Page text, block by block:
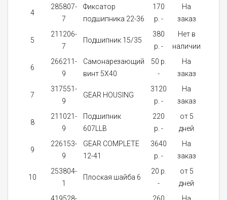
4
285807-
7
Фиксатор
подшипника 22-36
170
p. -
На
заказ
5
211206-
7
Подшипник 15/35
380
p. -
Нет в
наличии
6
266211-
9
Самонарезающий
винт 5X40
50 p.
-
На
заказ
7
317551-
9
GEAR HOUSING
3120
p. -
На
заказ
8
211021-
9
Подшипник
607LLB
220
p. -
от 5
дней
9
226153-
9
GEAR COMPLETE
12-41
3640
p. -
На
заказ
10
253804-
1
Плоская шайба 6
20 p.
-
от 5
дней